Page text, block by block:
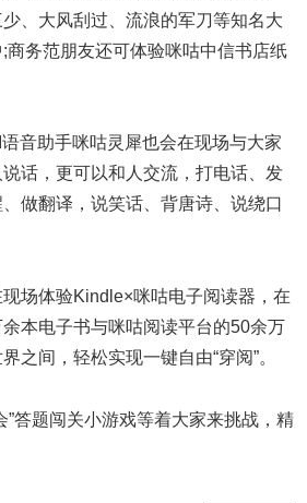
、大风刮过、流浪的军刀等知名大
商务范朋友还可体验咪咕中信书店纸
音助手咪咕灵犀也会在现场与大家
话，更可以和人交流，打电话、发
做翻译，说笑话、背唐诗、说绕口
场体验Kindle×咪咕电子阅读器，在
本电子书与咪咕阅读平台的50余万
之间，轻松实现一键自由“穿阅”。
”答题闯关小游戏等着大家来挑战，精